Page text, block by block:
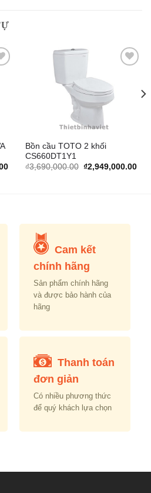
Current
Bồn cầu TOTO 2 khối
CS660DT1Y1
₫3,690,000.00 Original
₫2,949,000.00
Cam kết
chính hãng
Sản phẩm chính hãng
và được bảo hành của
hãng
Thanh toán
đơn giản
Có nhiều phương thức
để quý khách lựa chọn